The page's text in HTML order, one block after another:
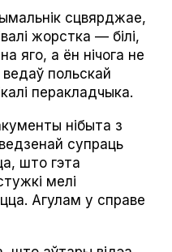
сцвярджае,
жорстка — білі,
яго, а ён нічога не
польскай
перакладчыка.
нібыта з
супраць
што гэта
мелі
Агулам у справе